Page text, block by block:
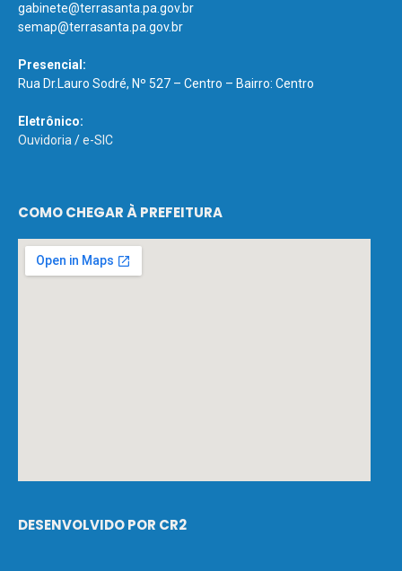
gabinete@terrasanta.pa.gov.br
semap@terrasanta.pa.gov.br
Presencial:
Rua Dr.Lauro Sodré, Nº 527 – Centro – Bairro: Centro
Eletrônico:
Ouvidoria /e-SIC
COMO CHEGAR À PREFEITURA
DESENVOLVIDO POR CR2